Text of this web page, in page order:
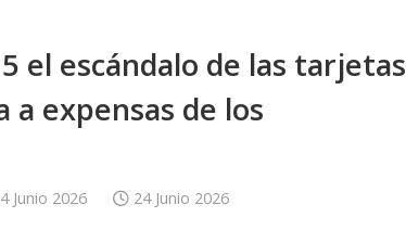
el escándalo de las tarjetas
a expensas de los
Junio 2026 24 Junio 2026